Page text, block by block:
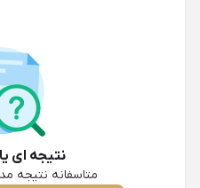
نتیجه ای
متاسفانه نتیجه